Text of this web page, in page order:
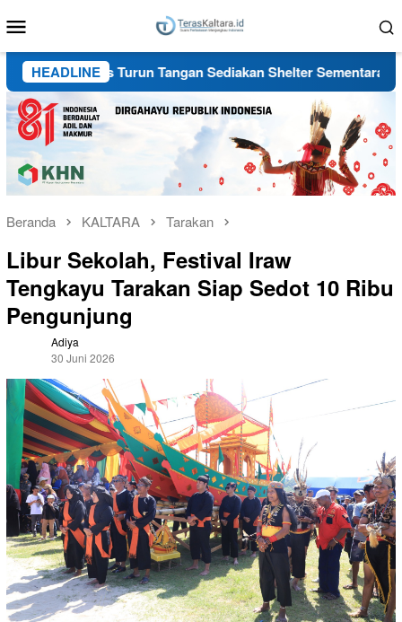
ke
Mobile
HEADLINE
Dinsos Turun Tangan Sediakan Shelter Sementara
Beranda KALTARA Tarakan
Libur Sekolah, Festival Iraw
Tengkayu Tarakan Siap Sedot 10 Ribu
Pengunjung
Adiya
30 Juni 2026